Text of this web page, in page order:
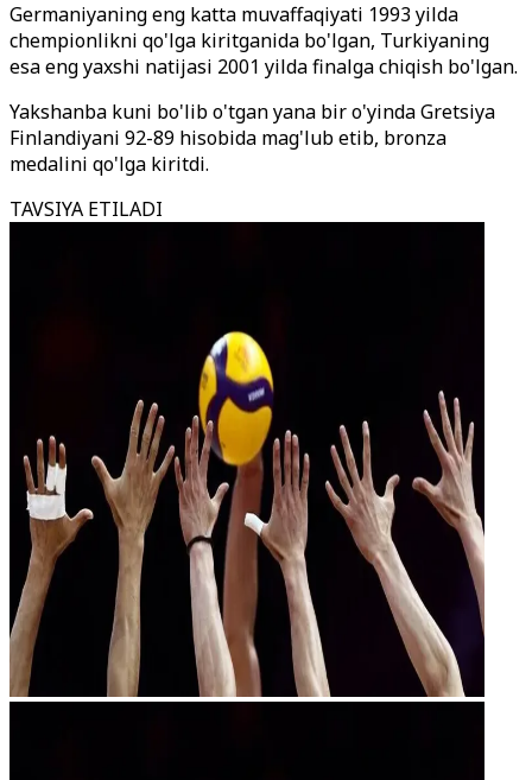
Germaniyaning eng katta muvaffaqiyati 1993 yilda
chempionlikni qo'lga kiritganida bo'lgan, Turkiyaning
esa eng yaxshi natijasi 2001 yilda finalga chiqish bo'lgan.
Yakshanba kuni bo'lib o'tgan yana bir o'yinda Gretsiya
Finlandiyani 92-89 hisobida mag'lub etib, bronza
medalini qo'lga kiritdi.
TAVSIYA ETILADI